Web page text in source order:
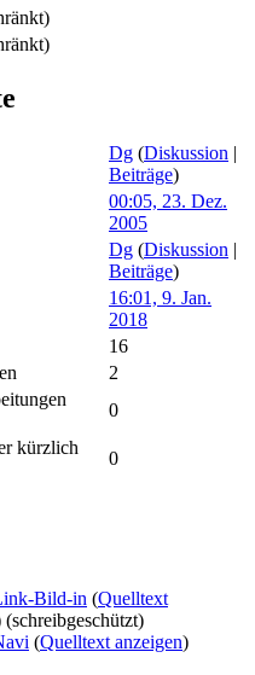
Dg (Diskussion |
Beiträge)
00:05, 23. Dez.
2005
Dg (Diskussion |
Beiträge)
16:01, 9. Jan.
2018
16
2
0
kürzlich
0
Bild-in (Quelltext
(schreibgeschützt)
(Quelltext anzeigen)